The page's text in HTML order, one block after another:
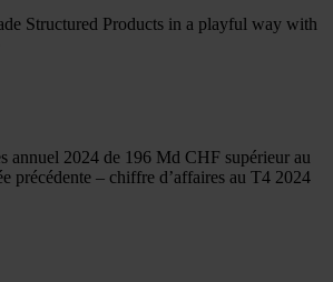
Structured Products in a playful way with
annuel 2024 de 196 Md CHF supérieur au
précédente – chiffre d’affaires au T4 2024